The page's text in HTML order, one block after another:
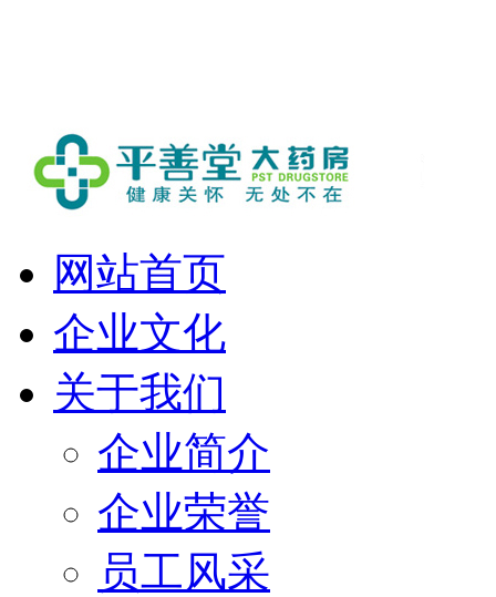
网站首页
企业文化
关于我们
企业简介
企业荣誉
员工风采